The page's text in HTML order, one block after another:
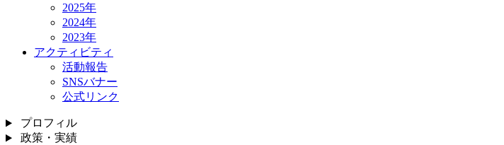
2025年
2024年
2023年
アクティビティ
活動報告
SNSバナー
公式リンク
プロフィル
政策・実績